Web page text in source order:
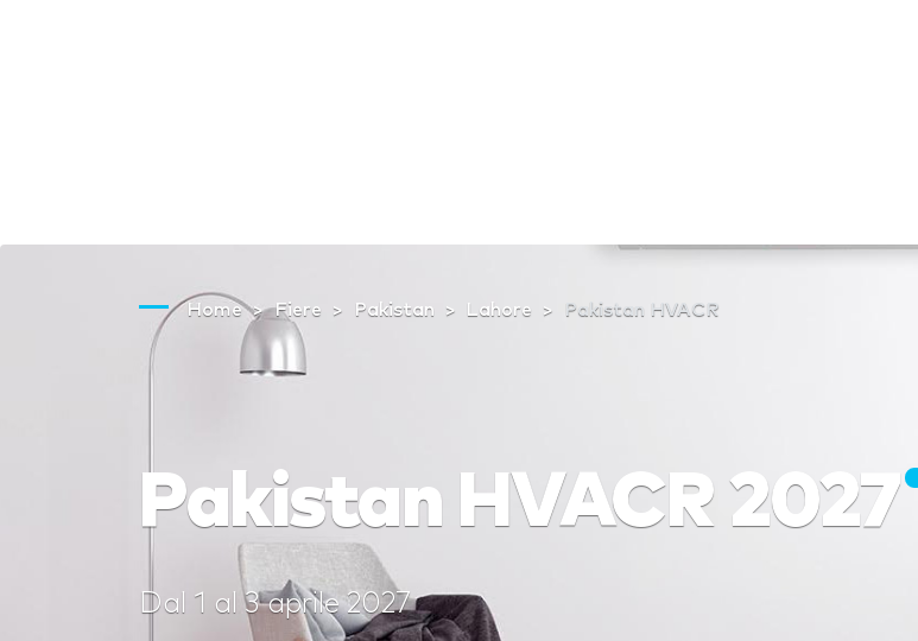
Home Fiere Pakistan Lahore Pakistan HVACR
Pakistan HVACR 2027
Dal 1 al3 aprile 2027